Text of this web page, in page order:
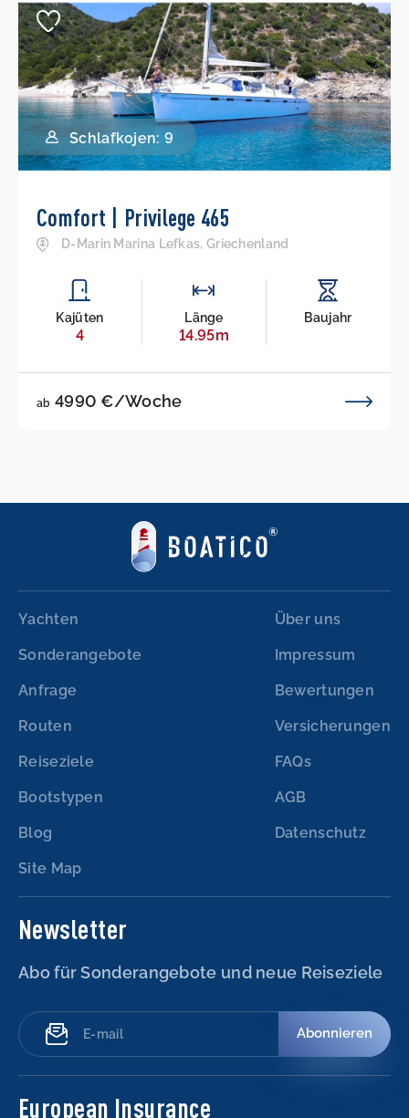
Schlafkojen: 9
Comfort | Privilege 465
D-Marin Marina Lefkas, Griechenland
Kajüten
4
Länge
14.95m
Baujahr
ab 4990 €/Woche
Yachten
Sonderangebote
Anfrage
Routen
Reiseziele
Bootstypen
Blog
Site Map
Über uns
Impressum
Bewertungen
Versicherungen
FAQs
AGB
Datenschutz
Newsletter
Abo für Sonderangebote und neue Reiseziele
Abonnieren
European Insurance